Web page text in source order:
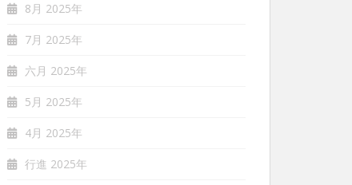
8月 2025年
7月 2025年
六月 2025年
5月 2025年
4月 2025年
行進 2025年